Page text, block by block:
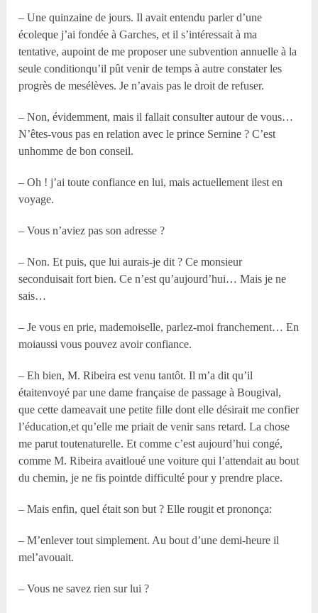
– Une quinzaine de jours. Il avait entendu parler d’une
écoleque j’ai fondée à Garches, et il s’intéressait à ma
tentative, aupoint de me proposer une subvention annuelle à la
seule conditionqu’il pût venir de temps à autre constater les
progrès de mesélèves. Je n’avais pas le droit de refuser.
– Non, évidemment, mais il fallait consulter autour de vous…
N’êtes-vous pas en relation avec le prince Sernine ? C’est
unhomme de bon conseil.
– Oh ! j’ai toute confiance en lui, mais actuellement ilest en
voyage.
– Vous n’aviez pas son adresse ?
– Non. Et puis, que lui aurais-je dit ? Ce monsieur
seconduisait fort bien. Ce n’est qu’aujourd’hui… Mais je ne
sais…
– Je vous en prie, mademoiselle, parlez-moi franchement… En
moiaussi vous pouvez avoir confiance.
– Eh bien, M. Ribeira est venu tantôt. Il m’a dit qu’il
étaitenvoyé par une dame française de passage à Bougival,
que cette dameavait une petite fille dont elle désirait me confier
l’éducation,et qu’elle me priait de venir sans retard. La chose
me parut toutenaturelle. Et comme c’est aujourd’hui congé,
comme M. Ribeira avaitloué une voiture qui l’attendait au bout
du chemin, je ne fis pointde difficulté pour y prendre place.
– Mais enfin, quel était son but ? Elle rougit et prononça:
– M’enlever tout simplement. Au bout d’une demi-heure il
mel’avouait.
– Vous ne savez rien sur lui ?